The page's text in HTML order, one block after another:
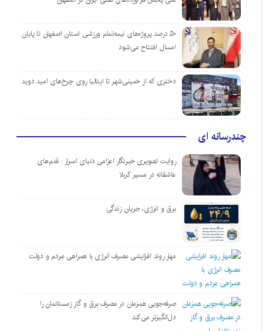
۵۰ درصد پروژه‌های نیمه‌تمام ورزشی استان اصفهان تا پایان
امسال افتتاح می‌شود
دختری که از خمینی‌شهر تا ایتالیا روی چرخ‌های امید دوید
چندرسانه ای
روایت تصویری خبرنگار اعزامی دنیای اسرار : قدم‌های
عاشقانه در مسیر کربلا
برق و انرژی، جریان زندگی
مهار روند افزایشی مصرف انرژی با همراهی مردم و دولت
صرفه‌جویی همزمان در مصرف برق و گاز زمستانمان را
دل‌انگیزتر می‌کند